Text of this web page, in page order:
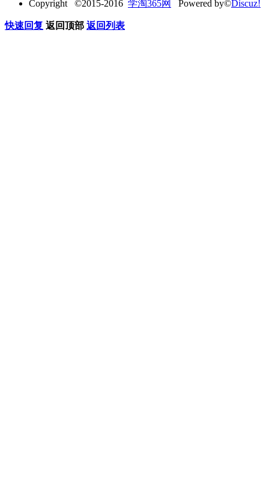
Copyright ©2015-2016 学淘365网 Powered by©Discuz!
快速回复 返回顶部 返回列表